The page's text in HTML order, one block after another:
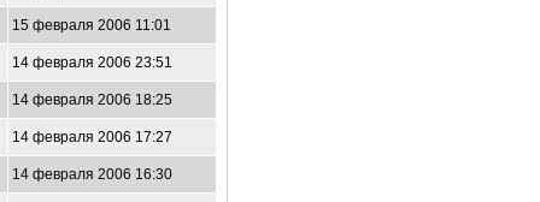
15 февраля 2006 11:01
14 февраля 2006 23:51
14 февраля 2006 18:25
14 февраля 2006 17:27
14 февраля 2006 16:30